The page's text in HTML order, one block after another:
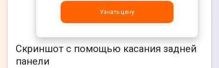
Узнать цену
Скриншот с помощью касания задней
панели